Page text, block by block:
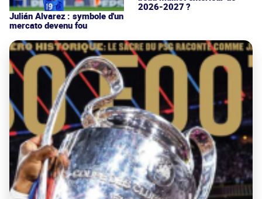
Julián Alvarez : symbole d'un
mercato devenu fou
2026-2027 ?